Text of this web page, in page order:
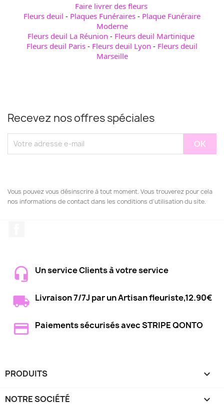
Faire livrer des fleurs
Fleurs deuil - Plaques Funéraires - Plaque Funéraire
Moderne
Fleurs deuil La Réunion - Fleurs deuil Martinique
Fleurs deuil Paris - Fleurs deuil Lyon - Fleurs deuil
Marseille
Recevez nos offres spéciales
Vous pouvez vous désinscrire à tout moment. Vous trouverez pour cela
nos informations de contact dans les conditions d'utilisation du site.
Un service Clients à votre service
Livraison 7/7J par un Artisan fleuriste,12.90€
Paiements sécurisés avec STRIPE QONTO
PRODUITS 
NOTRE SOCIÉTÉ 